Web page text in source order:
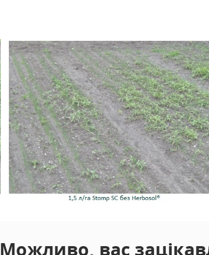
Можливо, вас